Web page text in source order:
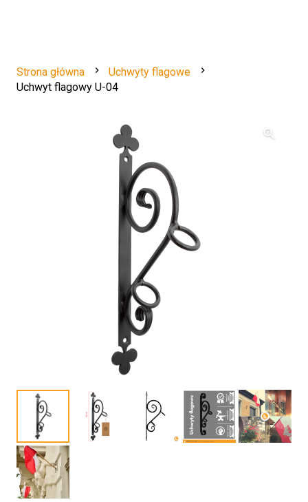
Strona główna navigate_next Uchwyty flagowe navigate_next
Uchwyt flagowy U-04